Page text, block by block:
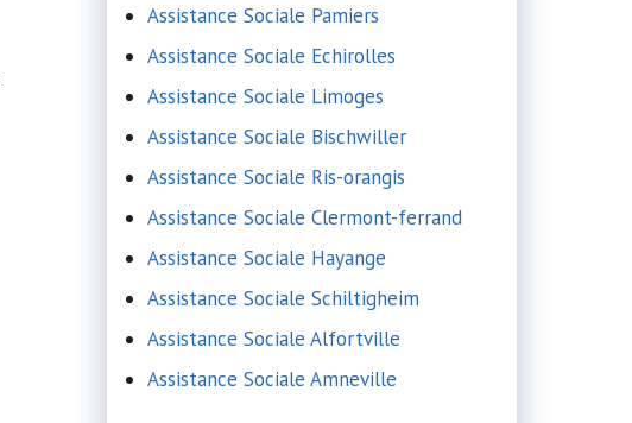
Assistance Sociale Pamiers
Assistance Sociale Echirolles
Assistance Sociale Limoges
Assistance Sociale Bischwiller
Assistance Sociale Ris-orangis
Assistance Sociale Clermont-ferrand
Assistance Sociale Hayange
Assistance Sociale Schiltigheim
Assistance Sociale Alfortville
Assistance Sociale Amneville